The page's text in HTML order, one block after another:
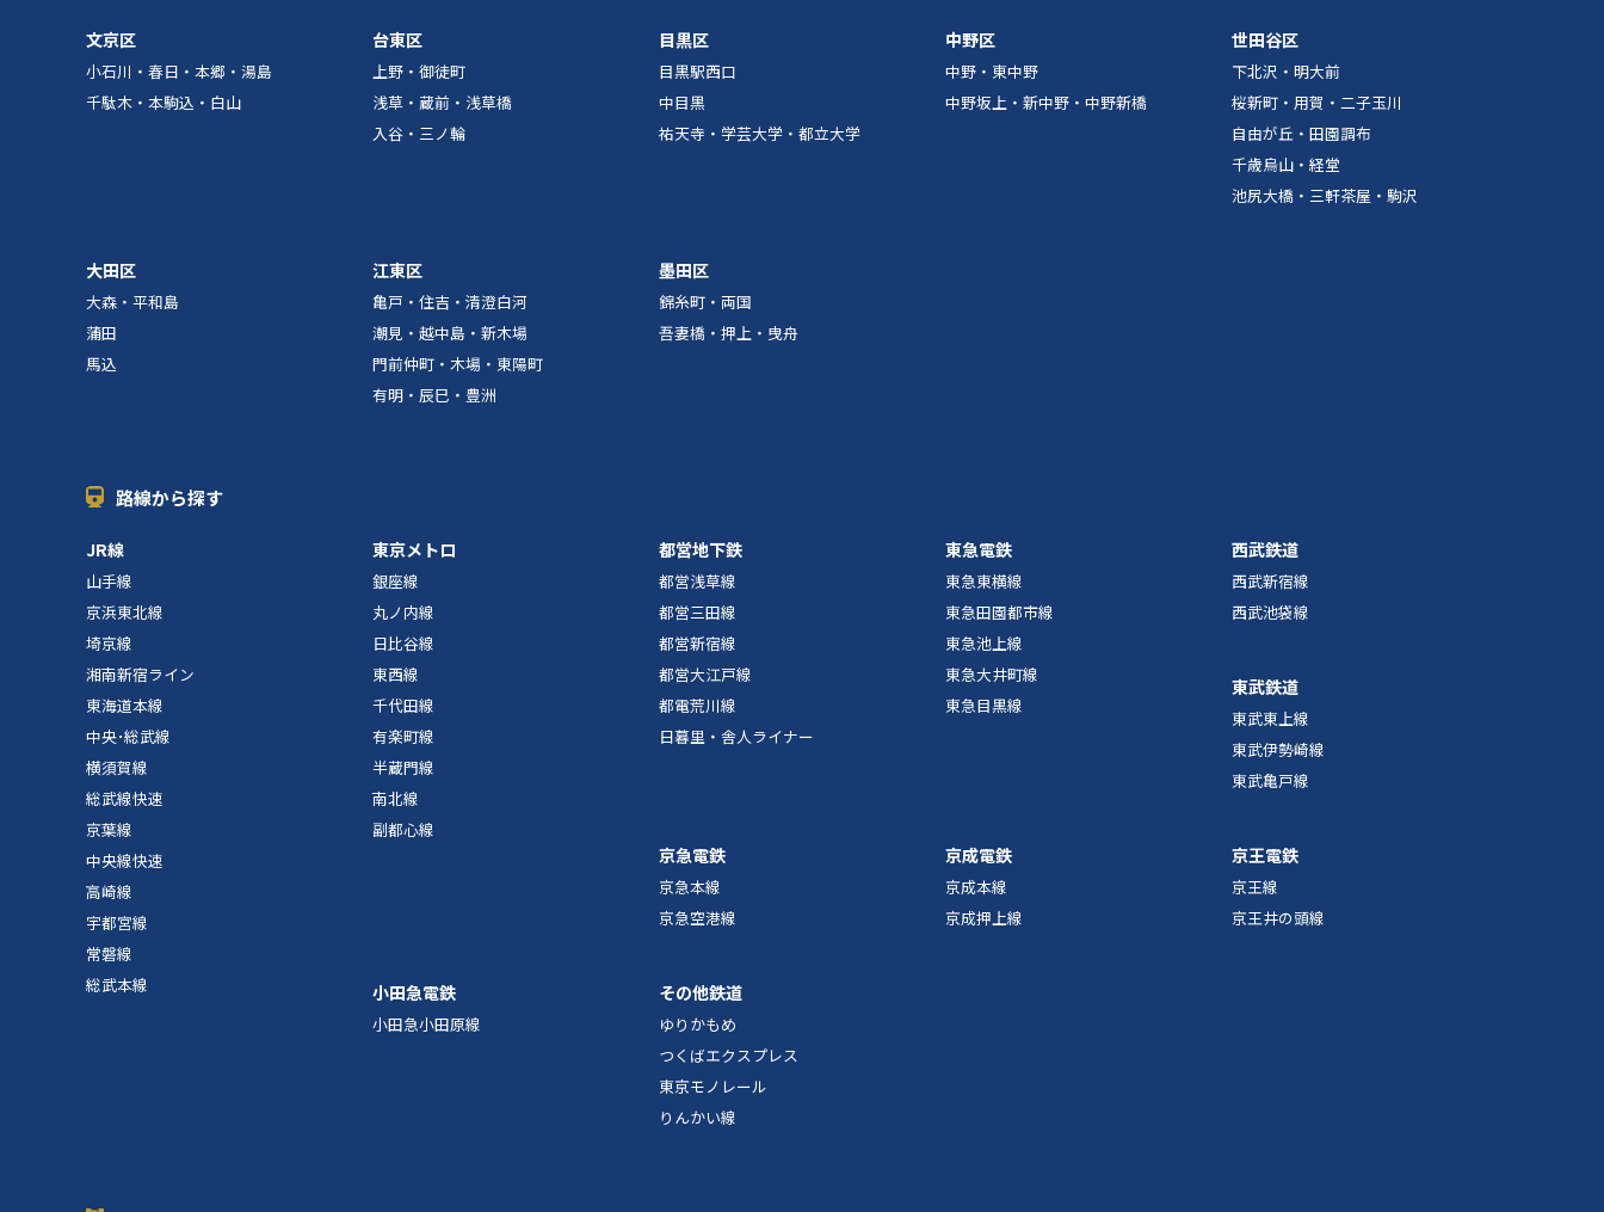
文京区
小石川・春日・本郷・湯島
千駄木・本駒込・白山
台東区
上野・御徒町
浅草・蔵前・浅草橋
入谷・三ノ輪
目黒区
目黒駅西口
中目黒
祐天寺・学芸大学・都立大学
中野区
中野・東中野
中野坂上・新中野・中野新橋
世田谷区
下北沢・明大前
桜新町・用賀・二子玉川
自由が丘・田園調布
千歳烏山・経堂
池尻大橋・三軒茶屋・駒沢
大田区
大森・平和島
蒲田
馬込
江東区
亀戸・住吉・清澄白河
潮見・越中島・新木場
門前仲町・木場・東陽町
有明・辰巳・豊洲
墨田区
錦糸町・両国
吾妻橋・押上・曳舟
路線から探す
JR線
山手線
京浜東北線
埼京線
湘南新宿ライン
東海道本線
中央･総武線
横須賀線
総武線快速
京葉線
中央線快速
高崎線
宇都宮線
常磐線
総武本線
東京メトロ
銀座線
丸ノ内線
日比谷線
東西線
千代田線
有楽町線
半蔵門線
南北線
副都心線
都営地下鉄
都営浅草線
都営三田線
都営新宿線
都営大江戸線
都電荒川線
日暮里・舎人ライナー
東急電鉄
東急東横線
東急田園都市線
東急池上線
東急大井町線
東急目黒線
西武鉄道
西武新宿線
西武池袋線
東武鉄道
東武東上線
東武伊勢崎線
東武亀戸線
京急電鉄
京急本線
京急空港線
京成電鉄
京成本線
京成押上線
京王電鉄
京王線
京王井の頭線
小田急電鉄
小田急小田原線
その他鉄道
ゆりかもめ
つくばエクスプレス
東京モノレール
りんかい線